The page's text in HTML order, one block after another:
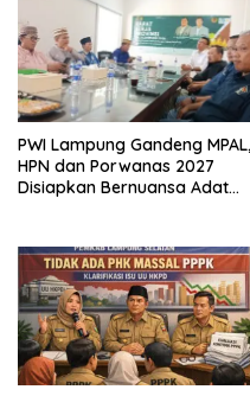
PWI Lampung Gandeng MPAL,
HPN dan Porwanas 2027
Disiapkan Bernuansa Adat